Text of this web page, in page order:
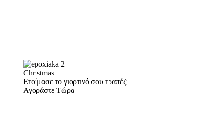
Christmas
Ετοίμασε το γιορτινό σου τραπέζι
Αγοράστε Τώρα